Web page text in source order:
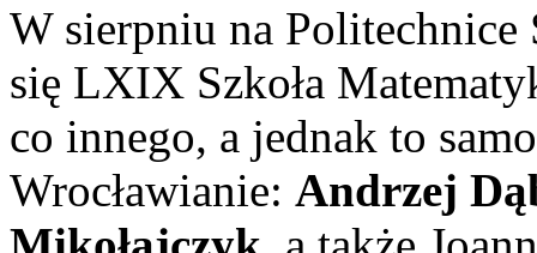
W sierpniu na
się LXIX Szkoła
co innego, a jednak to
Wrocławianie: Andrzej